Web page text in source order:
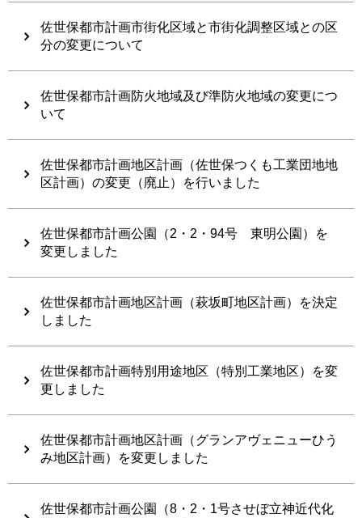
佐世保都市計画市街化区域と市街化調整区域との区
分の変更について
佐世保都市計画防火地域及び準防火地域の変更につ
いて
佐世保都市計画地区計画（佐世保つくも工業団地地
区計画）の変更（廃止）を行いました
佐世保都市計画公園（2・2・94号 東明公園）を
変更しました
佐世保都市計画地区計画（萩坂町地区計画）を決定
しました
佐世保都市計画特別用途地区（特別工業地区）を変
更しました
佐世保都市計画地区計画（グランアヴェニューひう
み地区計画）を変更しました
佐世保都市計画公園（8・2・1号させぼ立神近代化